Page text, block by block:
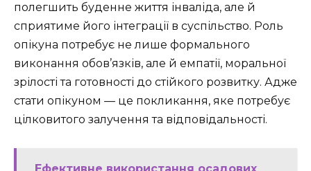
полегшить буденне життя інваліда, але й
сприятиме його інтеграції в суспільство. Роль
опікуна потребує не лише формального
виконання обов’язків, але й емпатії, моральної
зрілості та готовності до стійкого розвитку. Адже
стати опікуном — це покликання, яке потребує
цілковитого залучення та відповідальності.
Ефективне використання осадових